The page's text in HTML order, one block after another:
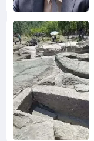
Снимка:
Bulgaria ON
AIR